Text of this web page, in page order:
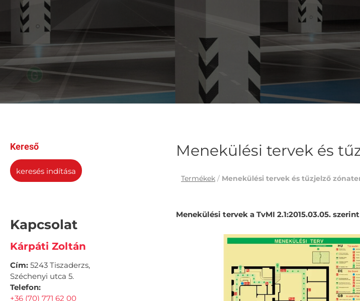
Kereső
keresés indítása
Kapcsolat
Kárpáti Zoltán
Cím: 5243 Tiszaderzs,
Széchenyi utca 5.
Telefon:
+36 (70) 771 62 00
Menekülési tervek és
Termékek / Menekülési tervek és tűzjelző
Menekülési tervek a TvMI 2.1:2015.03.05. szerint